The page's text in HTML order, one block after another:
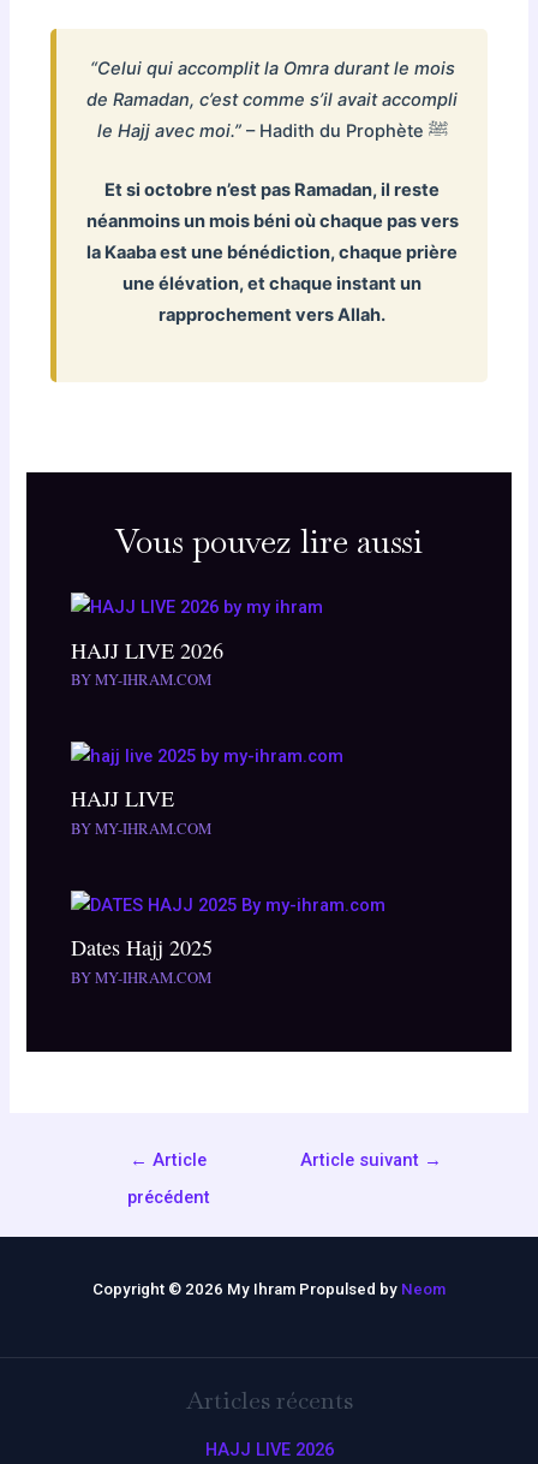
“Celui qui accomplit la Omra durant le mois
de Ramadan, c’est comme s’il avait accompli
le Hajj avec moi.”
– Hadith du Prophète ﷺ
Et si octobre n’est pas Ramadan, il reste
néanmoins un mois béni où chaque pas vers
la Kaaba est une bénédiction, chaque prière
une élévation, et chaque instant un
rapprochement vers Allah.
Vous pouvez lire aussi
HAJJ LIVE 2026
BYMY-IHRAM.COM
HAJJ LIVE
BYMY-IHRAM.COM
Dates Hajj 2025
BYMY-IHRAM.COM
← Article
précédent
Article suivant →
Copyright © 2026 My Ihram Propulsed by Neom
Articles récents
HAJJ LIVE 2026